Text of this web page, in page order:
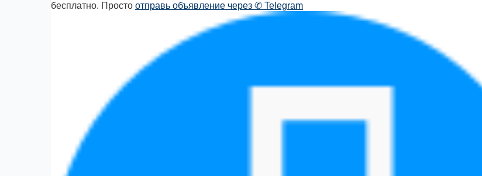
бесплатно. Просто отправь объявление через ✆ Telegram